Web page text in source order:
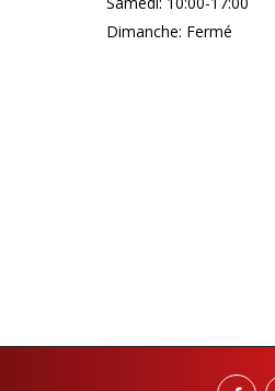
Dimanche: Fermé